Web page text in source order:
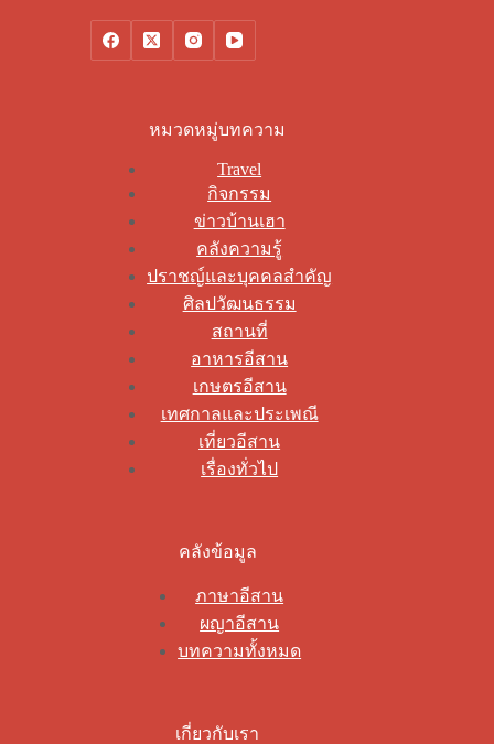
หมวดหมู่บทความ
Travel
กิจกรรม
ข่าวบ้านเฮา
คลังความรู้
ปราชญ์และบุคคลสำคัญ
ศิลปวัฒนธรรม
สถานที่
อาหารอีสาน
เกษตรอีสาน
เทศกาลและประเพณี
เที่ยวอีสาน
เรื่องทั่วไป
คลังข้อมูล
ภาษาอีสาน
ผญาอีสาน
บทความทั้งหมด
เกี่ยวกับเรา